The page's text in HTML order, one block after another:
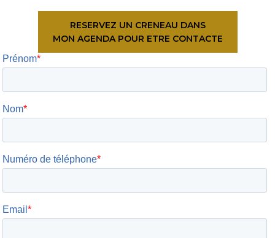
RESERVEZ UN CRENEAU DANS
MON AGENDA POUR ETRE CONTACTE